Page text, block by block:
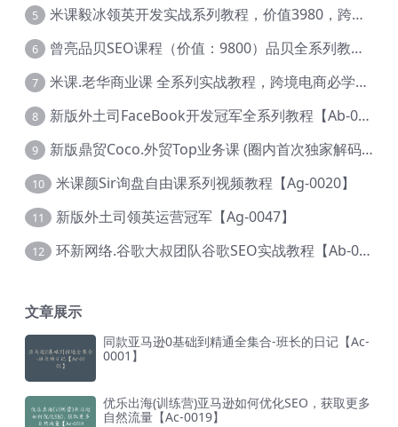
5 米课毅冰领英开发实战系列教程，价值3980，跨境必选【Ag-0049】
6 曾亮品贝SEO课程（价值：9800）品贝全系列教程 【Ab-0022】
7 米课.老华商业课 全系列实战教程，跨境电商必学，价值16900元【Ag-0053】
8 新版外土司FaceBook开发冠军全系列教程【Ab-0021】
9 新版鼎贸Coco.外贸Top业务课 (圈内首次独家解码|460节课)【Ag-0091】
10 米课颜Sir询盘自由课系列视频教程【Ag-0020】
11 新版外土司领英运营冠军【Ag-0047】
12 环新网络.谷歌大叔团队谷歌SEO实战教程【Ab-0024】
文章展示
同款亚马逊0基础到精通全集合-班长的日记【Ac-
0001】
优乐出海(训练营)亚马逊如何优化SEO，获取更多
自然流量【Ac-0019】